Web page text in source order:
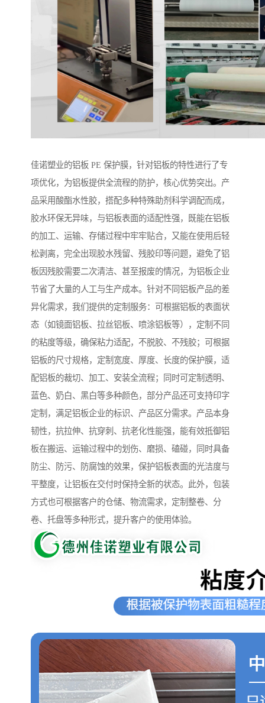
佳诺塑业的铝板 PE 保护膜，针对铝板的特性进行了专
项优化，为铝板提供全流程的防护，核心优势突出。产
品采用酸酯水性胶，搭配多种特殊助剂科学调配而成，
胶水环保无异味，与铝板表面的适配性强，既能在铝板
的加工、运输、存储过程中牢牢贴合，又能在使用后轻
松剥离，完全出现胶水残留、残胶印等问题，避免了铝
板因残胶需要二次清洁、甚至报废的情况，为铝板企业
节省了大量的人工与生产成本。针对不同铝板产品的差
异化需求，我们提供的定制服务：可根据铝板的表面状
态（如镜面铝板、拉丝铝板、喷涂铝板等），定制不同
的粘度等级，确保粘力适配，不脱胶、不残胶；可根据
铝板的尺寸规格，定制宽度、厚度、长度的保护膜，适
配铝板的裁切、加工、安装全流程；同时可定制透明、
蓝色、奶白、黑白等多种颜色，部分产品还可支持印字
定制，满足铝板企业的标识、产品区分需求。产品本身
韧性，抗拉伸、抗穿刺、抗老化性能强，能有效抵御铝
板在搬运、运输过程中的划伤、磨损、磕碰，同时具备
防尘、防污、防腐蚀的效果，保护铝板表面的光洁度与
平整度，让铝板在交付时保持全新的状态。此外，包装
方式也可根据客户的仓储、物流需求，定制整卷、分
卷、托盘等多种形式，提升客户的使用体验。